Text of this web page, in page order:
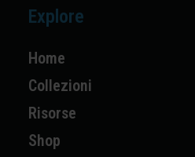
Explore
Home
Collezioni
Risorse
Shop